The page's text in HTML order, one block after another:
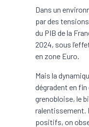
Dans un
par des
du PIB de la
2024, sous
en zone Euro.
Mais la
dégradent en fin
grenobloise, le
ralentissement.
positifs, on